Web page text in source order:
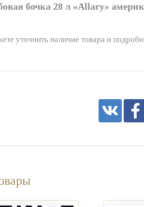
бочка 28 л «Allary»
уточнить наличие товара и